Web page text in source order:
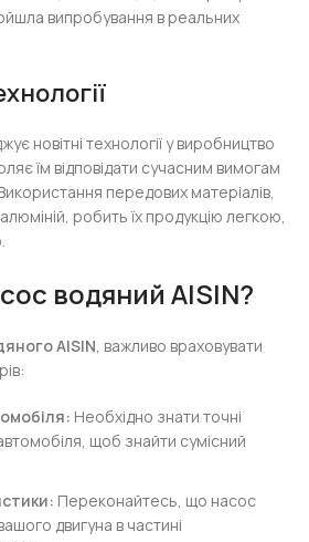
випробування в реальних
новітні технології у виробництво
їм відповідати сучасним вимогам
передових матеріалів,
робить їх продукцію легкою,
водяний AISIN?
AISIN, важливо враховувати
Необхідно знати точні
щоб знайти сумісний
Переконайтесь, що насос
двигуна в частині